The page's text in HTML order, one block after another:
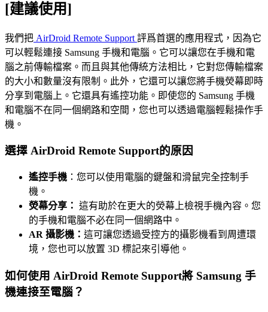
[建議使用]
我們把 AirDroid Remote Support 評爲首選的應用程式，因為它
可以輕鬆連接 Samsung 手機和電腦。它可以讓您在手機和電
腦之前傳輸檔案。而且與其他傳統方法相比，它對您傳輸檔案
的大小和數量沒有限制。此外，它還可以讓您將手機熒幕即時
分享到電腦上。它還具有遙控功能。即使您的 Samsung 手機
和電腦不在同一個網路和空間，您也可以透過電腦輕鬆操作手
機。
選擇 AirDroid Remote Support的原因
遙控手機 ：您可以使用電腦的鍵盤和滑鼠完全控制手
機。
熒幕分享： 這有助於在更大的熒幕上檢視手機內容。您
的手機和電腦不必在同一個網路中。
AR 攝影機： 這可讓您透過受控方的攝影機看到周遭環
境，您也可以放置 3D 標記來引導他。
如何使用 AirDroid Remote Support將 Samsung 手
機連接至電腦？